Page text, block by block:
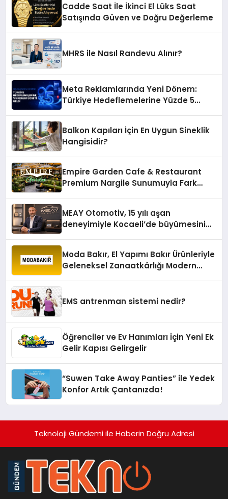
Cadde Saat İle İkinci El Lüks Saat
Satışında Güven ve Doğru Değerleme
MHRS ile Nasıl Randevu Alınır?
Meta Reklamlarında Yeni Dönem:
Türkiye Hedeflemelerine Yüzde 5
Balkon Kapıları İçin En Uygun Sineklik
Hangisidir?
Empire Garden Cafe & Restaurant
Premium Nargile Sunumuyla Fark
MEAY Otomotiv, 15 yılı aşan
deneyimiyle Kocaeli’de büyümesini
Moda Bakır, El Yapımı Bakır Ürünleriyle
Geleneksel Zanaatkârlığı Modern
EMS antrenman sistemi nedir?
Öğrenciler ve Ev Hanımları İçin Yeni Ek
Gelir Kapısı Gelirgelir
“Suwen Take Away Panties” ile Yedek
Konfor Artık Çantanızda!
Teknoloji Gündemi ile Haberin Doğru Adresi